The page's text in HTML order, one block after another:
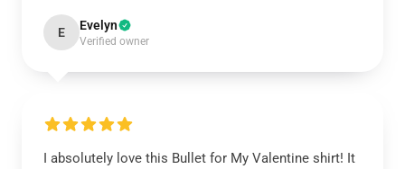
E Evelyn
Verified owner
I absolutely love this Bullet for My Valentine shirt! It